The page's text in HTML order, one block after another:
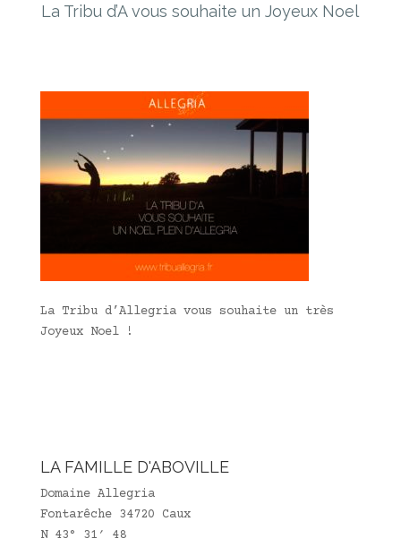
La Tribu d’A vous souhaite un Joyeux Noel
La Tribu d’Allegria vous souhaite un très
Joyeux Noel !
LA FAMILLE D'ABOVILLE
Domaine Allegria
Fontarêche 34720 Caux
N 43° 31′ 48